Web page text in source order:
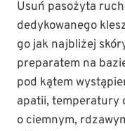
Usuń pasożyta
dedykowanego
go jak najbliżej
preparatem na
pod kątem
apatii, temperatury
o ciemnym,